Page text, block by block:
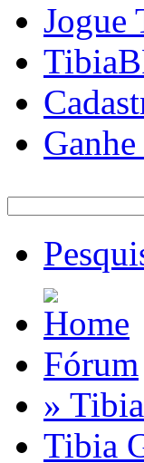
Jogue
Fórum
»
Tibia